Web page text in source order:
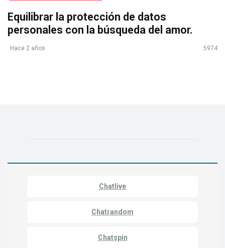
Equilibrar la protección de datos
personales con la búsqueda del amor.
Hace 2 años 5974
Chatlive
Chatrandom
Chatspin